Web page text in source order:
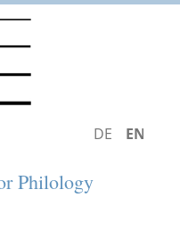
DEUTSCH
Philology